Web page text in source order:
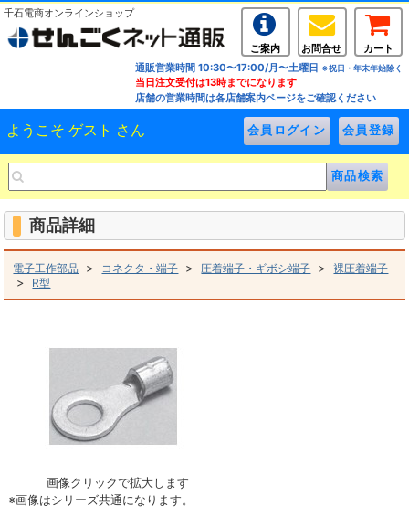
千石電商オンラインショップ
ご案内 お問合せ
カート
通販営業時間 10:30〜17:00/月〜土曜日 ※祝日・年末年始除く
当日注文受付は13時までになります
店舗の営業時間は各店舗案内ページをご確認ください
ようこそ ゲスト さん
商品詳細
電子工作部品 > コネクタ・端子 > 圧着端子・ギボシ端子 >裸圧着端子
> R型
画像クリックで拡大します
※画像はシリーズ共通になります。